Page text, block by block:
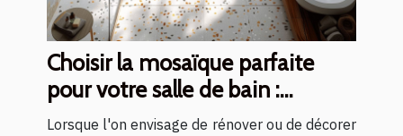
Choisir la mosaïque parfaite
pour votre salle de bain :
matériaux et designs
Lorsque l'on envisage de rénover ou de décorer